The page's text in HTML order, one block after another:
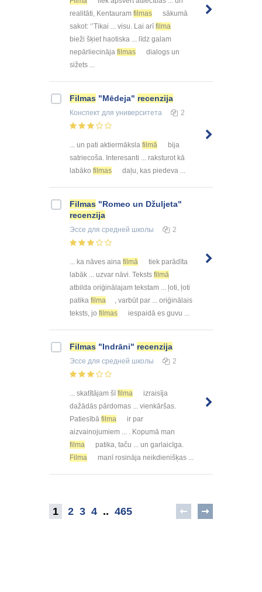
realitāti, Kentauram filmas
sākumā
sakot: ‘’Tikai ... visu. Lai arīfilma
bieži šķiet haotiska ... līdz galam
nepārliecināja filmas
dialogs un
sižets ...
Filmas "Mēdeja" recenzija
Конспект для университета 2
... un pati aktiermāksla filmā
bija
satriecoša. Interesanti ... raksturot kā
labāko filmas daļu, kas piedeva ...
Filmas "Romeo un Džuljeta"
recenzija
Эссе для средней школы 2
... ka nāves aina filmā
tiek parādīta
labāk ... uzvar nāvi. Teksts filmā
atbilda oriģinālajam tekstam ... ļoti, ļoti
patika filma
, varbūt par ... oriģinālais
teksts, jo filmas iespaidā es guvu ...
Filmas "Indrāni" recenzija
Эссе для средней школы 2
... skatītājam šīfilma
izraisīja
dažādās pārdomas ... vienkāršas.
Patiesībā filma
ir par
aizvainojumiem ... . Kopumā man
filma
patika, taču ... un garlaicīga.
Filma
manī rosināja neikdienišķas ...
1 2 3 4 .. 465